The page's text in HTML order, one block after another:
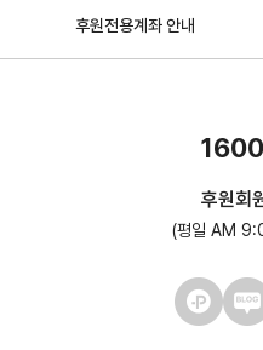
후원전용계좌 안내
후원회
(평일 AM